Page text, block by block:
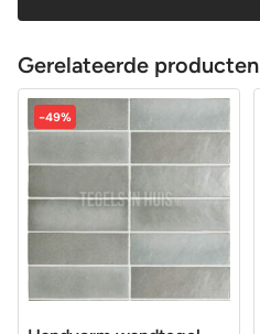
Gerelateerde producten
-49%